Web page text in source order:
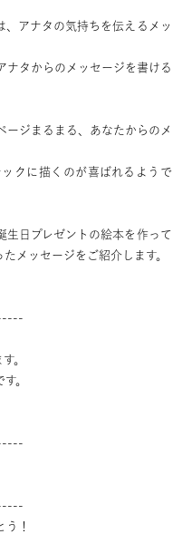
アナタの気持ちを伝えるメッ
ナタからのメッセージを書ける
ージまるまる、あなたからのメ
クに描くのが喜ばれるようで
生日プレゼントの絵本を作って
メッセージをご紹介します。
。
。
！